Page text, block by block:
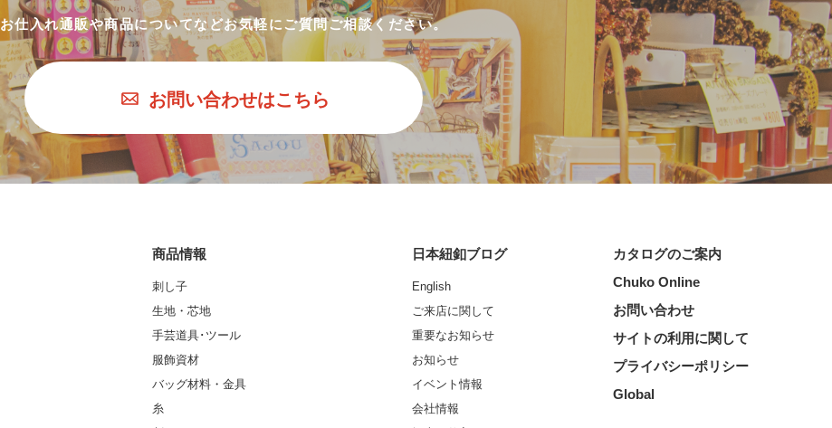
お仕入れ通販や商品についてなどお気軽にご質問ご相談ください。
お問い合わせはこちら
商品情報
刺し子
生地・芯地
手芸道具･ツール
服飾資材
バッグ材料・金具
糸
日本紐釦ブログ
English
ご来店に関して
重要なお知らせ
お知らせ
イベント情報
会社情報
カタログのご案内
Chuko Online
お問い合わせ
サイトの利用に関して
プライバシーポリシー
Global